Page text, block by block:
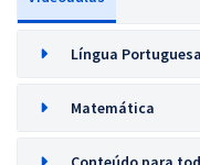
Língua Portuguesa
Matemática